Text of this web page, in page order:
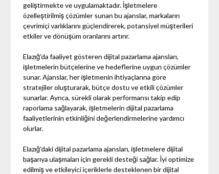
geliştirmekte ve uygulamaktadır. İşletmelere
özelleştirilmiş çözümler sunan bu ajanslar, markaların
çevrimiçi varlıklarını güçlendirerek, potansiyel müşterileri
etkiler ve dönüşüm oranlarını artırır.
Elazığ'da faaliyet gösteren dijital pazarlama ajansları,
işletmelerin bütçelerine ve hedeflerine uygun çözümler
sunar. Ajanslar, her işletmenin ihtiyaçlarına göre
stratejiler oluşturarak, bütçe dostu ve etkili çözümler
sunarlar. Ayrıca, sürekli olarak performansı takip edip
raporlama sağlayarak, işletmelerin dijital pazarlama
faaliyetlerinin etkinliğini değerlendirmelerine yardımcı
olurlar.
Elazığ'daki dijital pazarlama ajansları, işletmelere dijital
başarıya ulaşmaları için gerekli desteği sağlar. İyi optimize
edilmiş ve etkileyici içeriklerle desteklenen bir dijital